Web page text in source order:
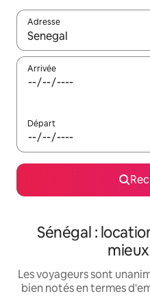
Adresse
Lorsque les résultats
Arrivée
Départ
Sénégal :
Les voyageurs sont
bien notés en termes